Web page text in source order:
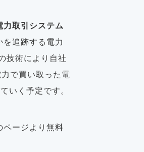
力取引システム
追跡する電力
技術により自社
で買い取った電
いく予定です。
ページより無料